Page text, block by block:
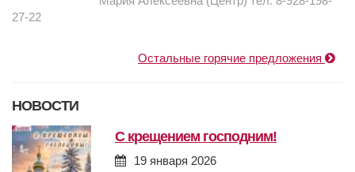
27-22
Остальные горячие предложения
НОВОСТИ
с крещением господним!
19 января 2026